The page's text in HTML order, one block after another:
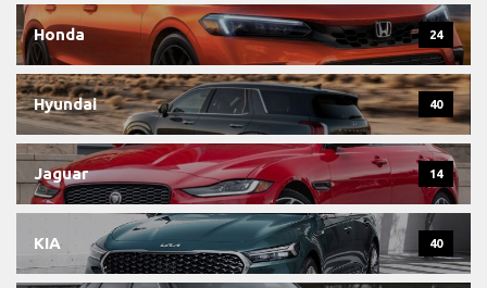
Honda 24
Hyundai 40
Jaguar 14
KIA 40